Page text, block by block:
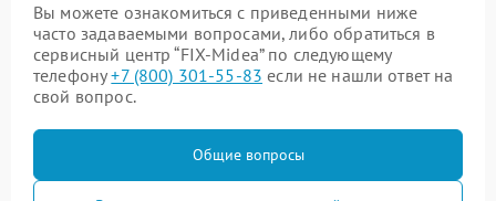
Вы можете ознакомиться с приведенными ниже
часто задаваемыми вопросами, либо обратиться в
сервисный центр “FIX-Midea” по следующему
телефону+7 (800) 301-55-83 если не нашли ответ на
свой вопрос.
Общие вопросы